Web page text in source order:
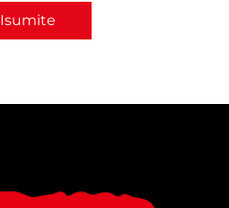
Isumite